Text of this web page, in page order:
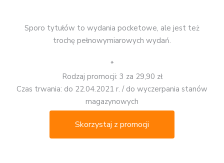
Sporo tytułów to wydania pocketowe, ale jest też
trochę pełnowymiarowych wydań.
*
Rodzaj promocji: 3 za 29,90 zł
Czas trwania: do 22.04.2021 r. / do wyczerpania stanów
magazynowych
Skorzystaj z promocji